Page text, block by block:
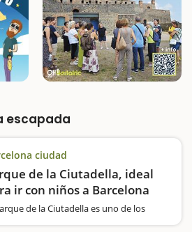
escapada
ciudad
de la Ciutadella, ideal
ir con niños a Barcelona
de la Ciutadella es uno de los